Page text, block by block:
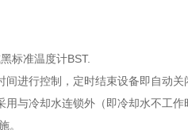
标准温度计BST.
进行控制，定时结束设备即自动关
与冷却水连锁外（即冷却水不工
。